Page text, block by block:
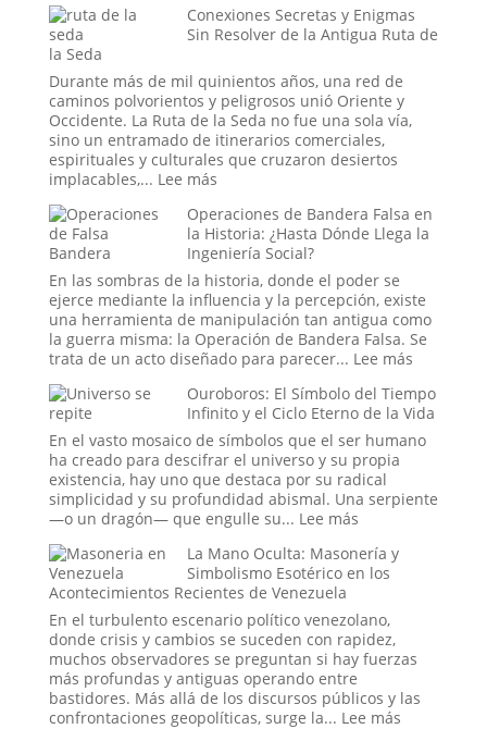
la
Realidad
Arca
la
Alianza
una
Batería
Antigua?
La
Eléctrica
del
Relato
Bíblico
Conexiones Secretas y Enigmas
Sin Resolver de la Antigua Ruta de
la Seda
Durante más de mil quinientos años, una red de
caminos polvorientos y peligrosos unió Oriente y
Occidente. La Ruta de la Seda no fue una sola vía,
sino un entramado de itinerarios comerciales,
espirituales y culturales que cruzaron desiertos
implacables,... Lee más:
Secretas
y
Enigmas
Sin
Resolver
de
la
Antigua
Ruta
de
la
Seda
Operaciones de Bandera Falsa en
la Historia: ¿Hasta Dónde Llega la
Ingeniería Social?
En las sombras de la historia, donde el poder se
ejerce mediante la influencia y la percepción, existe
una herramienta de manipulación tan antigua como
la guerra misma: la Operación de Bandera Falsa. Se
trata de un acto diseñado para parecer... Lee más:
de
Bandera
Falsa
Historia:
Ouroboros: El Símbolo del Tiempo
Infinito y el Ciclo Eterno de la Vida
En el vasto mosaico de símbolos que el ser humano
ha creado para descifrar el universo y su propia
existencia, hay uno que destaca por su radical
simplicidad y su profundidad abismal. Una serpiente
—o un dragón— que engulle su... Lee más:
El
Símbolo
Tiempo
Infinito
y
Ciclo
Eterno
La Mano Oculta: Masonería y
Simbolismo Esotérico en los
Acontecimientos Recientes de Venezuela
En el turbulento escenario político venezolano,
donde crisis y cambios se suceden con rapidez,
muchos observadores se preguntan si hay fuerzas
más profundas y antiguas operando entre
bastidores. Más allá de los discursos públicos y las
confrontaciones geopolíticas, surge la... Lee más: